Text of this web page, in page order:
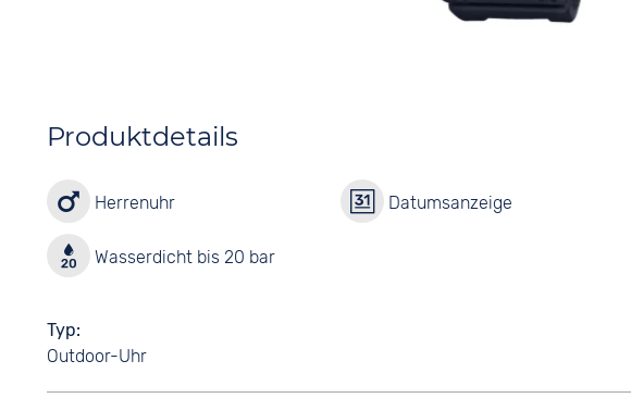
Produktdetails
Herrenuhr Datumsanzeige
Wasserdicht bis 20 bar
Typ
Outdoor-Uhr